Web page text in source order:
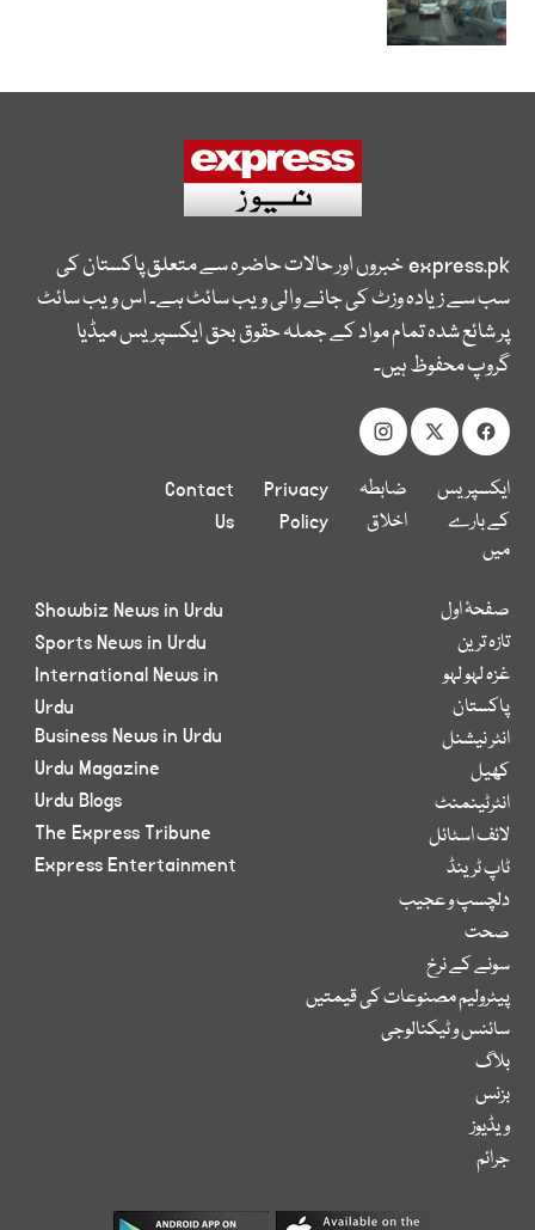
express.pkخبروں اور حالات حاضرہ سے متعلق پاکستان کی
سب سے زیادہ وزٹ کی جانے والی ویب سائٹ ہے۔ اس ویب سائٹ
پر شائع شدہ تمام مواد کے جملہ حقوق بحق ایکسپریس میڈیا
گروپ محفوظ ہیں۔
ایکسپریس
کے بارے
میں
ضابطہ
اخلاق
Privacy
Policy
Contact
Us
صفحۂ اول
تازہ ترین
غزہ لہو لہو
پاکستان
انٹر نیشنل
کھیل
انٹرٹینمنٹ
لائف اسٹائل
ٹاپ ٹرینڈ
دلچسپ و عجیب
صحت
سونے کے نرخ
پیٹرولیم مصنوعات کی قیمتیں
سائنس و ٹیکنالوجی
بلاگ
بزنس
ویڈیوز
جرائم
Showbiz News in Urdu
Sports News in Urdu
International News in
Urdu
Business News in Urdu
Urdu Magazine
Urdu Blogs
The Express Tribune
Express Entertainment